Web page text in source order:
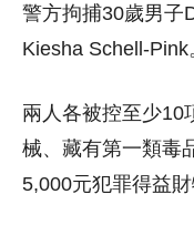
警方拘捕30歲男子
Kiesha Schell-Pink
兩人各被控至少10
械、藏有第一類毒
5,000元犯罪得益財